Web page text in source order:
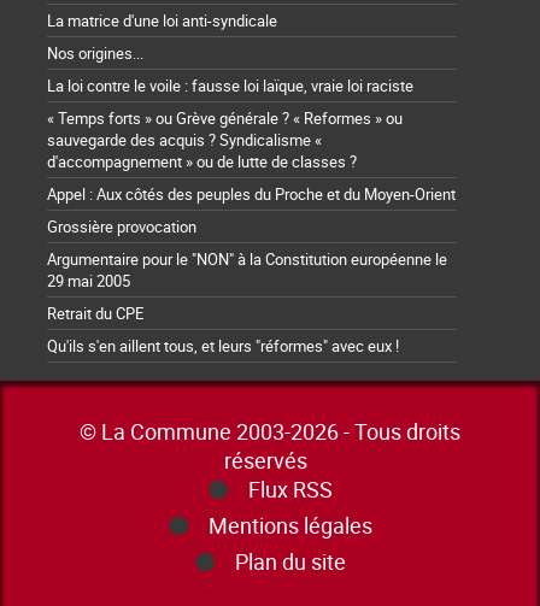
La matrice d'une loi anti-syndicale
Nos origines...
La loi contre le voile : fausse loi laïque, vraie loi raciste
« Temps forts » ou Grève générale ? « Reformes » ou
sauvegarde des acquis ? Syndicalisme «
d'accompagnement » ou de lutte de classes ?
Appel : Aux côtés des peuples du Proche et du Moyen-Orient
Grossière provocation
Argumentaire pour le "NON" à la Constitution européenne le
29 mai 2005
Retrait du CPE
Qu'ils s'en aillent tous, et leurs "réformes" avec eux !
© La Commune 2003-2026 - Tous droits
réservés
Flux RSS
Mentions légales
Plan du site